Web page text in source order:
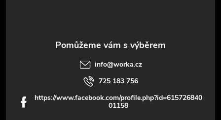
info@worka.cz
725 183 756
https://www.facebook.com/profile.php?id=615726840
01158